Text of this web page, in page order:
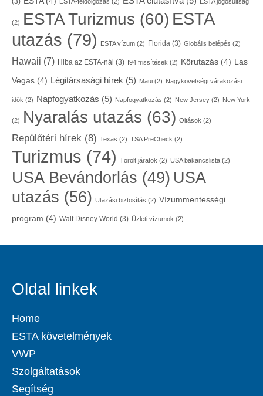
(2) ESTA Turizmus (60) ESTA
utazás (79) ESTA vízum (2) Florida (3) Globális belépés (2)
Hawaii (7) Hiba az ESTA-nál (3) I94 frissítések (2) Körutazás (4) Las
Vegas (4) Légitársasági hírek (5) Maui (2) Nagykövetségi várakozási
idők (2) Napfogyatkozás (5) Napfogyatkozás (2) New Jersey (2) New York
(2) Nyaralás utazás (63) Oltások (2)
Repülőtéri hírek (8) Texas (2) TSA PreCheck (2)
Turizmus (74) Törölt járatok (2) USA bakancslista (2)
USA Bevándorlás (49) USA
utazás (56) Utazási biztosítás (2) Vízummentességi
program (4) Walt Disney World (3) Üzleti vízumok (2)
Oldal linkek
Home
ESTA követelmények
VWP
Szolgáltatások
Segítség